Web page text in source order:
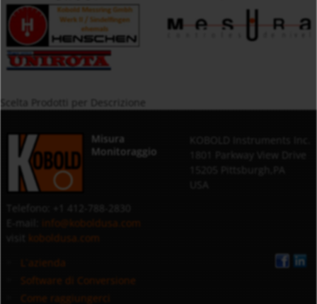
Misura
Monitoraggio
info@koboldusa.com
koboldusa.com
L`azienda
Software di Conversione
Come raggiungerci